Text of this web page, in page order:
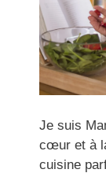
Je suis
cœur et à
cuisine